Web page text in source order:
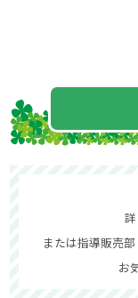
または指導販売
お